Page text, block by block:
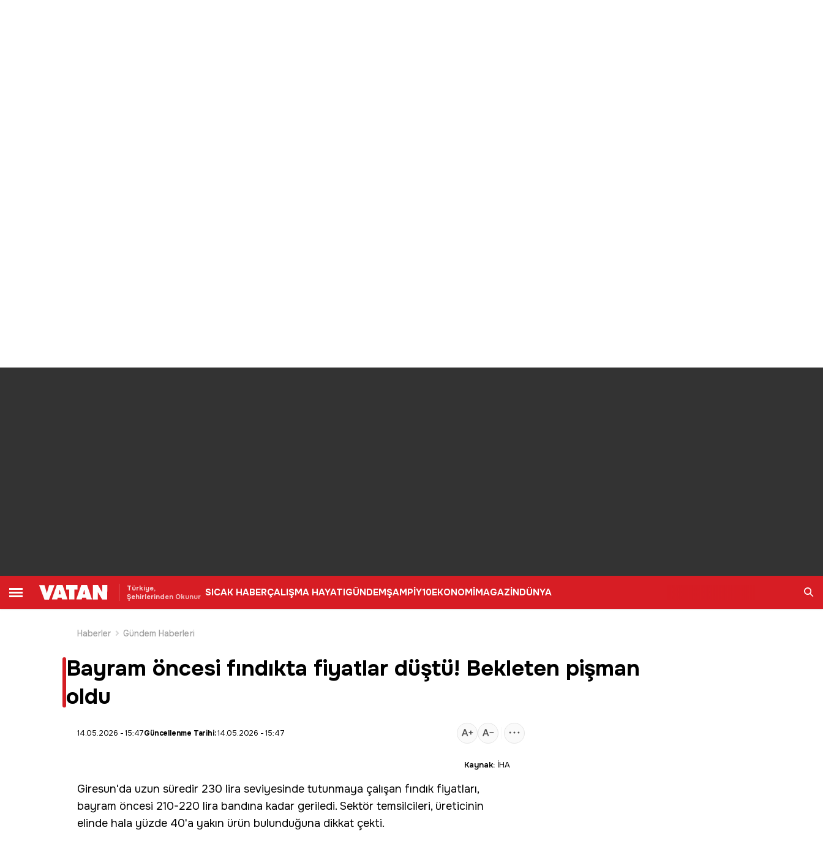
Türkiye,
Şehirlerinden Okunur SICAK HABERÇALIŞMA HAYATIGÜNDEMŞAMPİY10EKONOMİMAGAZİNDÜNYA
Haberler
Gündem Haberleri
Bayram öncesi fındıkta fiyatlar düştü! Bekleten pişman
oldu
14.05.2026 - 15:47Güncellenme Tarihi:14.05.2026 - 15:47
Kaynak: İHA
Giresun'da uzun süredir 230 lira seviyesinde tutunmaya çalışan fındık fiyatları,
bayram öncesi 210-220 lira bandına kadar geriledi. Sektör temsilcileri, üreticinin
elinde hala yüzde 40'a yakın ürün bulunduğuna dikkat çekti.